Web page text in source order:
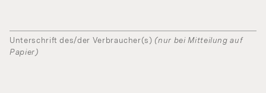
Unterschrift des/der Verbraucher(s) (nur bei Mitteilung auf
Papier)